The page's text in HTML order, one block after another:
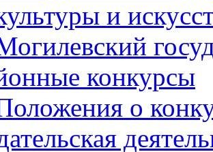
и
конкурсы
о